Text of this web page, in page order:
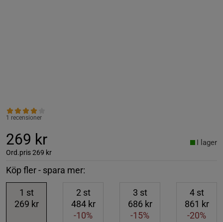
1 recensioner
269 kr
Ord.pris269 kr
I lager
Köp fler - spara mer:
1 st
269 kr
2 st
484 kr
-10%
3 st
686 kr
-15%
4st
861 kr
-20%